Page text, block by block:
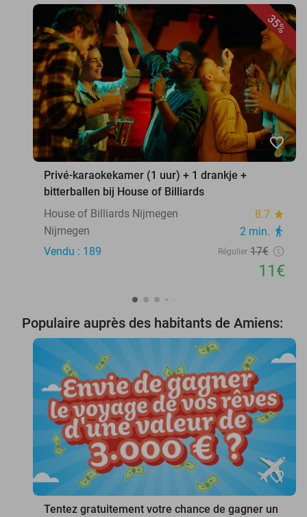
35%
favorite_border
Privé-karaokekamer (1 uur) + 1 drankje +
bitterballen bij House of Billiards
House of Billiards Nijmegen
8.7 star
Nijmegen 2 min. directions_walk
Vendu : 189 Régulier 17€
11€
Populaire auprès des habitants de Amiens:
favorite_border
Tentez gratuitement votre chance de gagner un